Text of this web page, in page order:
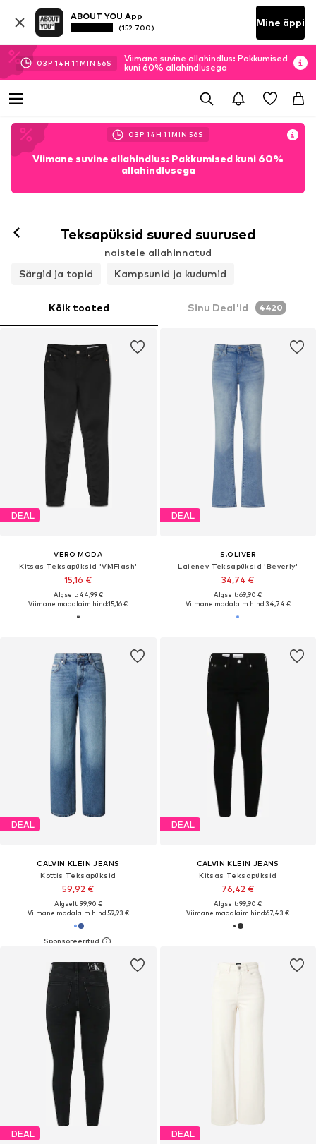
ABOUT YOU App
(152 700) Mine äppi
03P 14H 11MIN 54S
Viimane suvine allahindlus: Pakkumised
kuni 60% allahindlusega
03P 14H 11MIN 54S
Viimane suvine allahindlus: Pakkumised kuni 60%
allahindlusega
Teksapüksid suured suurused
naistele allahinnatud
Särgid ja topid
Kampsunid ja kudumid
Kõik tooted Sinu Deal'id 4420
DEAL
VERO MODA
Kitsas Teksapüksid 'VMFlash'
15,16 €
Algselt: 44,99 €
Viimane madalaim hind:15,16 €
DEAL
S.OLIVER
Laienev Teksapüksid 'Beverly'
34,74 €
Algselt: 69,90 €
Viimane madalaim hind:34,74 €
DEAL
CALVIN KLEIN JEANS
Kottis Teksapüksid
59,92 €
Algselt: 99,90 €
Viimane madalaim hind:59,93 €
DEAL
CALVIN KLEIN JEANS
Kitsas Teksapüksid
76,42 €
Algselt: 99,90 €
Viimane madalaim hind:67,43 €
DEAL DEAL